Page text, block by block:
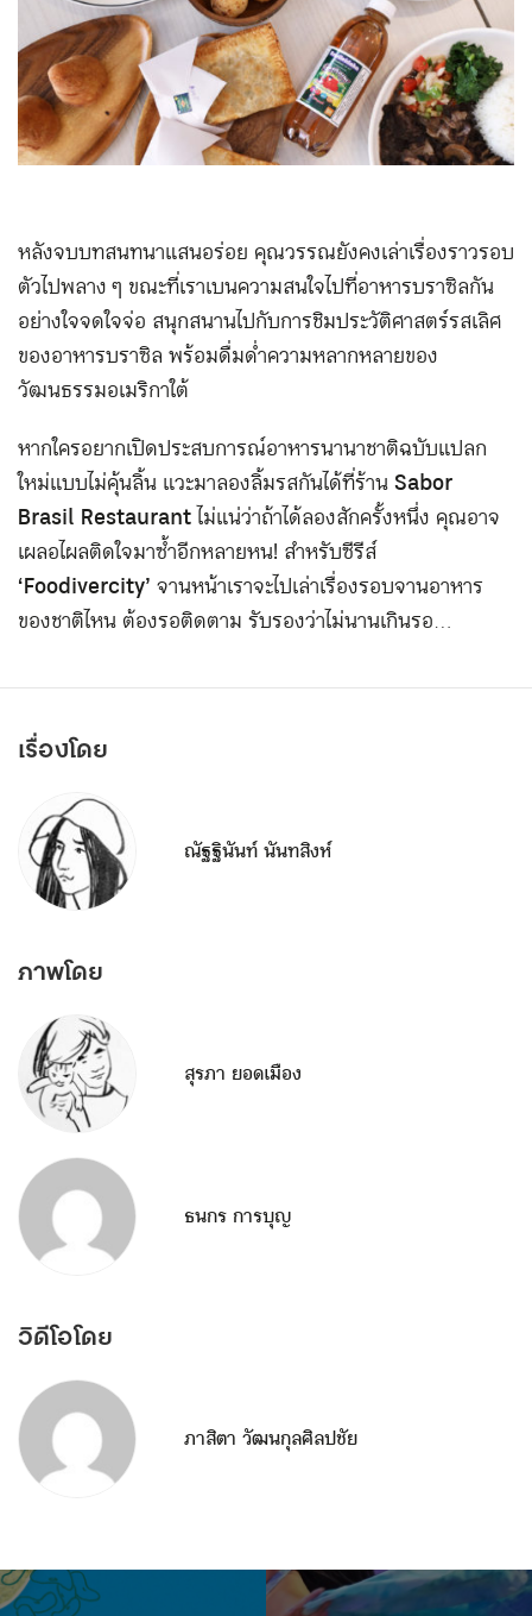
หลังจบบทสนทนาแสนอร่อย คุณวรรณยังคงเล่าเรื่องราวรอบ
ตัวไปพลาง ๆ ขณะที่เราเบนความสนใจไปที่อาหารบราซิลกัน
อย่างใจจดใจจ่อ สนุกสนานไปกับการชิมประวัติศาสตร์รสเลิศ
ของอาหารบราซิล พร้อมดื่มด่ำความหลากหลายของ
วัฒนธรรมอเมริกาใต้
หากใครอยากเปิดประสบการณ์อาหารนานาชาติฉบับแปลก
ใหม่แบบไม่คุ้นลิ้น แวะมาลองลิ้มรสกันได้ที่ร้านSabor
Brasil Restaurantไม่แน่ว่าถ้าได้ลองสักครั้งหนึ่ง คุณอาจ
เผลอไผลติดใจมาซ้ำอีกหลายหน! สำหรับซีรีส์
‘Foodivercity’จานหน้าเราจะไปเล่าเรื่องรอบจานอาหาร
ของชาติไหน ต้องรอติดตาม รับรองว่าไม่นานเกินรอ…
เรื่องโดย
ณัฐฐินันท์ นันทสิงห์
ภาพโดย
สุรภา ยอดเมือง
ธนกร การบุญ
วิดีโอโดย
ภาสิตา วัฒนกุลศิลปชัย